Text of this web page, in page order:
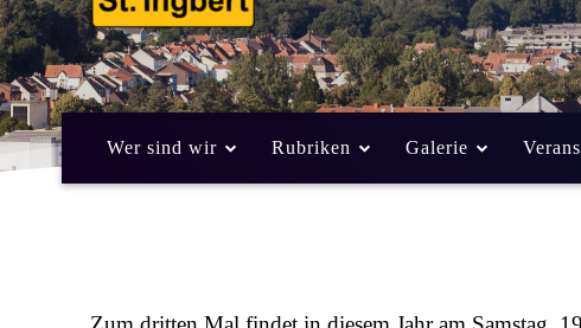
Wer sind wir Rubriken Galerie
ALLGEMEIN 15. Juni 2014 Von Frank Leyendecker